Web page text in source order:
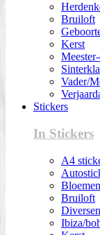
Bruiloft
Kerst
Vader/
Stickers
In Stickers
A4
Bruiloft
Diversen
Ibiza/